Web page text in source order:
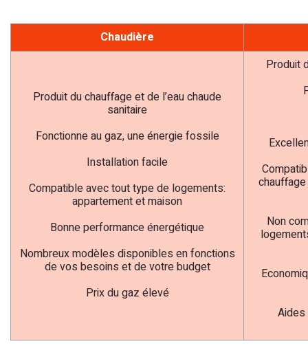
Chaudière
Produit du chauffage et de l’eau chaude
sanitaire
Fonctionne au gaz, une énergie fossile
Installation facile
Compatible avec tout type de logements:
appartement et maison
Bonne performance énergétique
Nombreux modèles disponibles en fonctions
de vos besoins et de votre budget
Prix du gaz élevé
Produit
Non